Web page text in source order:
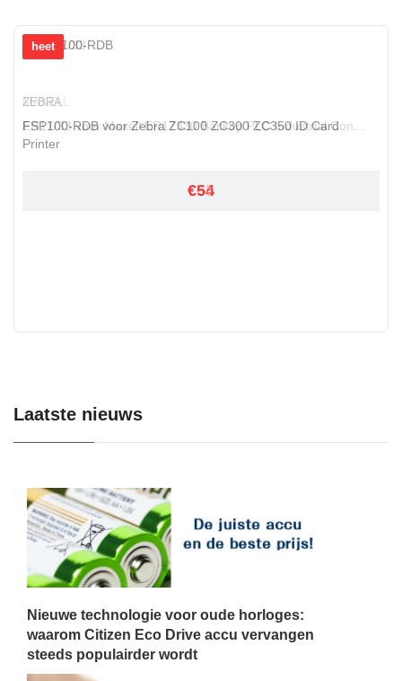
heet
MAXELL
ER17/33 voor Maxell ER17330 Backup PLC Industrial Con...
€65
heet
ZEBRA
FSP100-RDB voor Zebra ZC100 ZC300 ZC350 ID Card
Printer
€54
Laatste nieuws
Nieuwe technologie voor oude horloges:
waarom Citizen Eco Drive accu vervangen
steeds populairder wordt